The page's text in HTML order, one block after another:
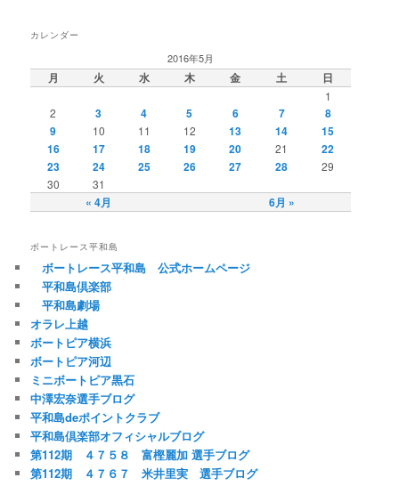
カレンダー
2016年5月
月 火 水 木 金 土 日
« 4月 6月 »
1
2
3 4 5 6 7
8
9
10 11 12 13 14
15
16
17 18 19 20 21
22
23
24 25 26 27 28
29
30
31
ボートレース平和島
ボートレース平和島 公式ホームページ
平和島倶楽部
平和島劇場
オラレ上越
ボートピア横浜
ボートピア河辺
ミニボートピア黒石
中澤宏奈選手ブログ
平和島deポイントクラブ
平和島倶楽部オフィシャルブログ
第112期 ４７５８ 富樫麗加 選手ブログ
第112期 ４７６７ 米井里実 選手ブログ